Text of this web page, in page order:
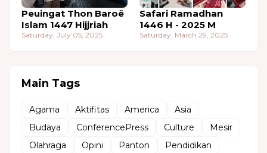
Peuingat Thon Baroë
Islam 1447 Hijjriah
Saturday, July 05, 2025
Safari Ramadhan
1446 H - 2025 M
Saturday, March 29, 2025
Main Tags
Agama Aktifitas America
Asia
Budaya
ConferencePress Culture
Mesir
Olahraga
Opini Panton Pendidikan